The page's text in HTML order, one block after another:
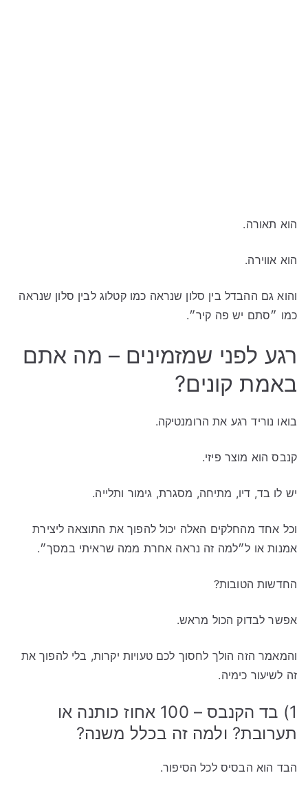
הוא תאורה.
הוא אווירה.
והוא גם ההבדל בין סלון שנראה כמו קטלוג לבין סלון שנראה
כמו ״סתם יש פה קיר״.
רגע לפני שמזמינים – מה אתם
באמת קונים?
בואו נוריד רגע את הרומנטיקה.
קנבס הוא מוצר פיזי.
יש לו בד, דיו, מתיחה, מסגרת, גימור ותלייה.
וכל אחד מהחלקים האלה יכול להפוך את התוצאה ליצירת
אמנות או ל״למה זה נראה אחרת ממה שראיתי במסך״.
החדשות הטובות?
אפשר לבדוק הכול מראש.
והמאמר הזה הולך לחסוך לכם טעויות יקרות, בלי להפוך את
זה לשיעור כימיה.
1) בד הקנבס – 100 אחוז כותנה או
תערובת? ולמה זה בכלל משנה?
הבד הוא הבסיס לכל הסיפור.